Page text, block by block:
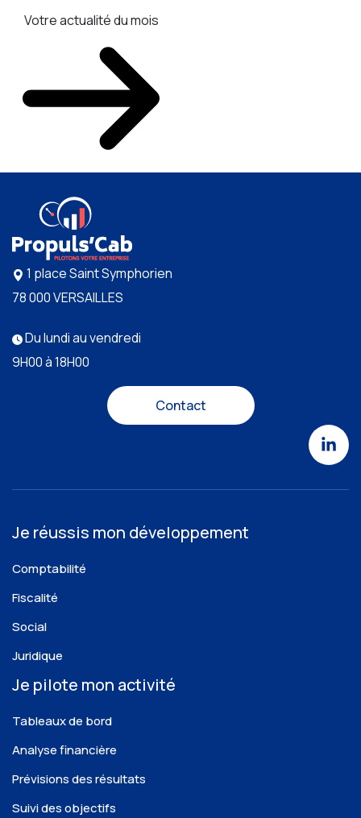
Votre actualité du mois
1 place Saint Symphorien
78 000 VERSAILLES
Du lundi au vendredi
9H00 à 18H00
Contact
Je réussis mon développement
Comptabilité
Fiscalité
Social
Juridique
Je pilote mon activité
Tableaux de bord
Analyse financière
Prévisions des résultats
Suivi des objectifs